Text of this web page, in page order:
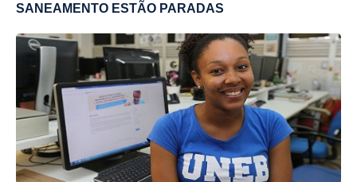
SANEAMENTO ESTÃO PARADAS